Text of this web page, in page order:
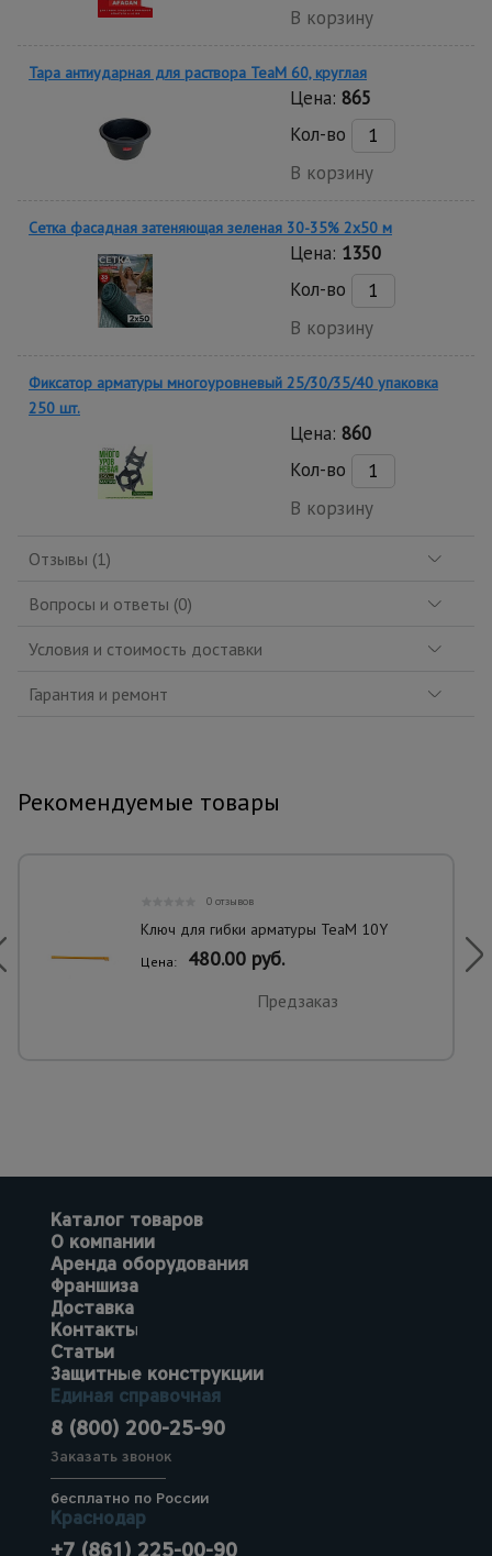
В корзину
Тара антиударная для раствора TeaM 60, круглая
Цена: 865
Кол-во
В корзину
Сетка фасадная затеняющая зеленая 30-35% 2х50 м
Цена: 1350
Кол-во
В корзину
Фиксатор арматуры многоуровневый 25/30/35/40 упаковка
250 шт.
Цена: 860
Кол-во
В корзину
Отзывы (1)
Вопросы и ответы (0)
Условия и стоимость доставки
Гарантия и ремонт
Рекомендуемые товары
0 отзывов
Ключ для гибки арматуры TeaM 10Y
Цена: 480.00 руб.
Предзаказ
Каталог товаров
О компании
Аренда оборудования
Франшиза
Доставка
Контакты
Статьи
Защитные конструкции
Единая справочная
8 (800) 200-25-90
Заказать звонок
бесплатно по России
Краснодар
+7 (861) 225-00-90